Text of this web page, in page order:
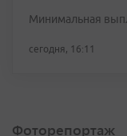
Минимальная
сегодня, 16:11
Фоторепортаж